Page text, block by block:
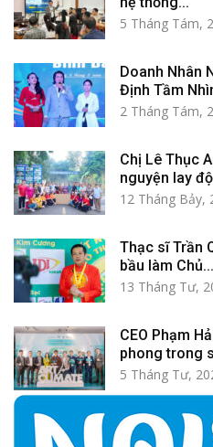
5 Tháng Tám,
Doanh Nhân
Định Tầm
2 Tháng Tám,
Chị Lê Thục
nguyện lay
12 Tháng Bảy,
Thạc sĩ Trần
bầu làm Chủ...
13 Tháng Tư,
CEO Phạm
phong trong
5 Tháng Tư,